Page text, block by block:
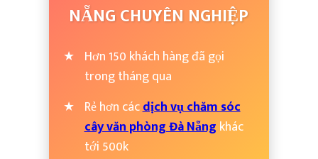
NẴNG CHUYÊN NGHIỆP
Hơn 150 khách hàng đã gọi
trong tháng qua
Rẻ hơn cácdịch vụ chăm sóc
cây văn phòng Đà Nẵng khác
tới 500k